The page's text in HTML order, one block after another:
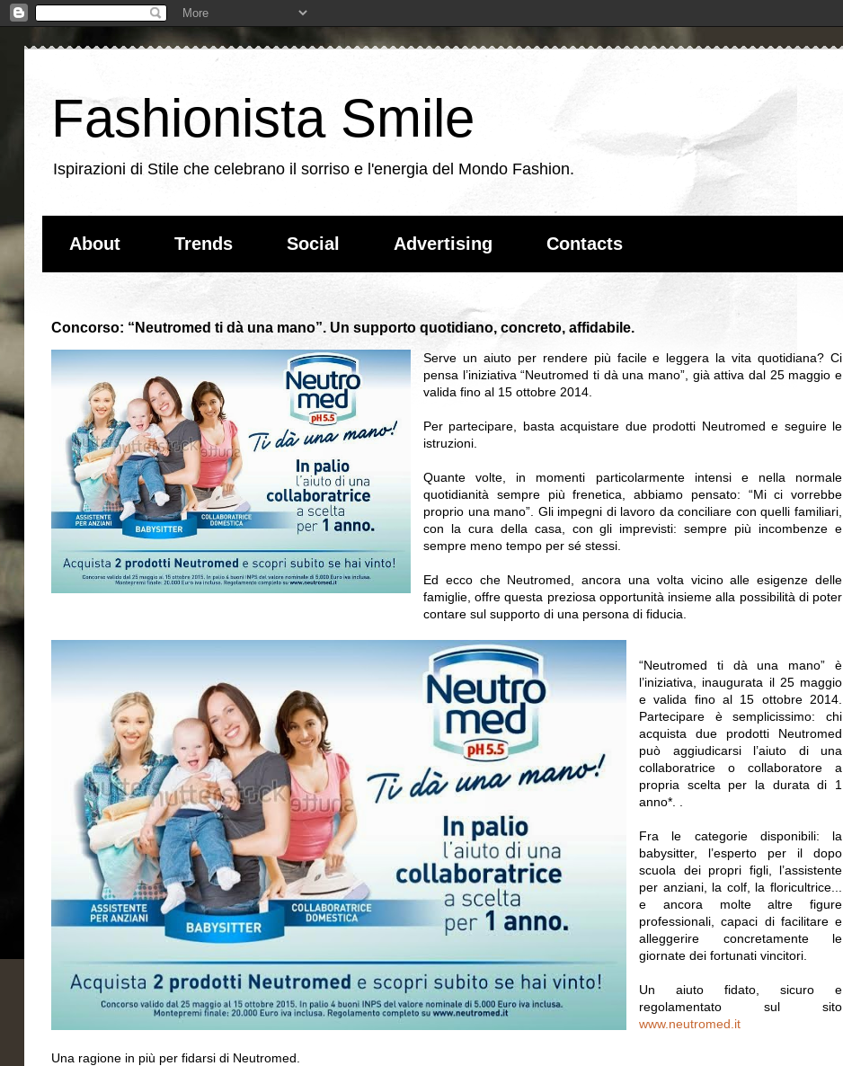
Fashionista Smile
Ispirazioni di Stile che celebrano il sorriso e l'energia del Mondo Fashion.
About Trends Social Advertising Contacts
Concorso: “Neutromed ti dà una mano”. Un supporto quotidiano, concreto, affidabile.
Serve un aiuto per rendere più facile e leggera la vita quotidiana? Ci
pensa l’iniziativa “Neutromed ti dà una mano”, già attiva dal 25 maggio e
valida fino al 15 ottobre 2014.
Per partecipare, basta acquistare due prodotti Neutromed e seguire le
istruzioni.
Quante volte, in momenti particolarmente intensi e nella normale
quotidianità sempre più frenetica, abbiamo pensato: “Mi ci vorrebbe
proprio una mano”. Gli impegni di lavoro da conciliare con quelli familiari,
con la cura della casa, con gli imprevisti: sempre più incombenze e
sempre meno tempo per sé stessi.
Ed ecco che Neutromed, ancora una volta vicino alle esigenze delle
famiglie, offre questa preziosa opportunità insieme alla possibilità di poter
contare sul supporto di una persona di fiducia.
“Neutromed ti dà una mano” è
l’iniziativa, inaugurata il 25 maggio
e valida fino al 15 ottobre 2014.
Partecipare è semplicissimo: chi
acquista due prodotti Neutromed
può aggiudicarsi l’aiuto di una
collaboratrice o collaboratore a
propria scelta per la durata di 1
anno*. .
Fra le categorie disponibili: la
babysitter, l’esperto per il dopo
scuola dei propri figli, l’assistente
per anziani, la colf, la floricultrice...
e ancora molte altre figure
professionali, capaci di facilitare e
alleggerire concretamente le
giornate dei fortunati vincitori.
Un aiuto fidato, sicuro e
regolamentato sul sito
www.neutromed.it
Una ragione in più per fidarsi di Neutromed.